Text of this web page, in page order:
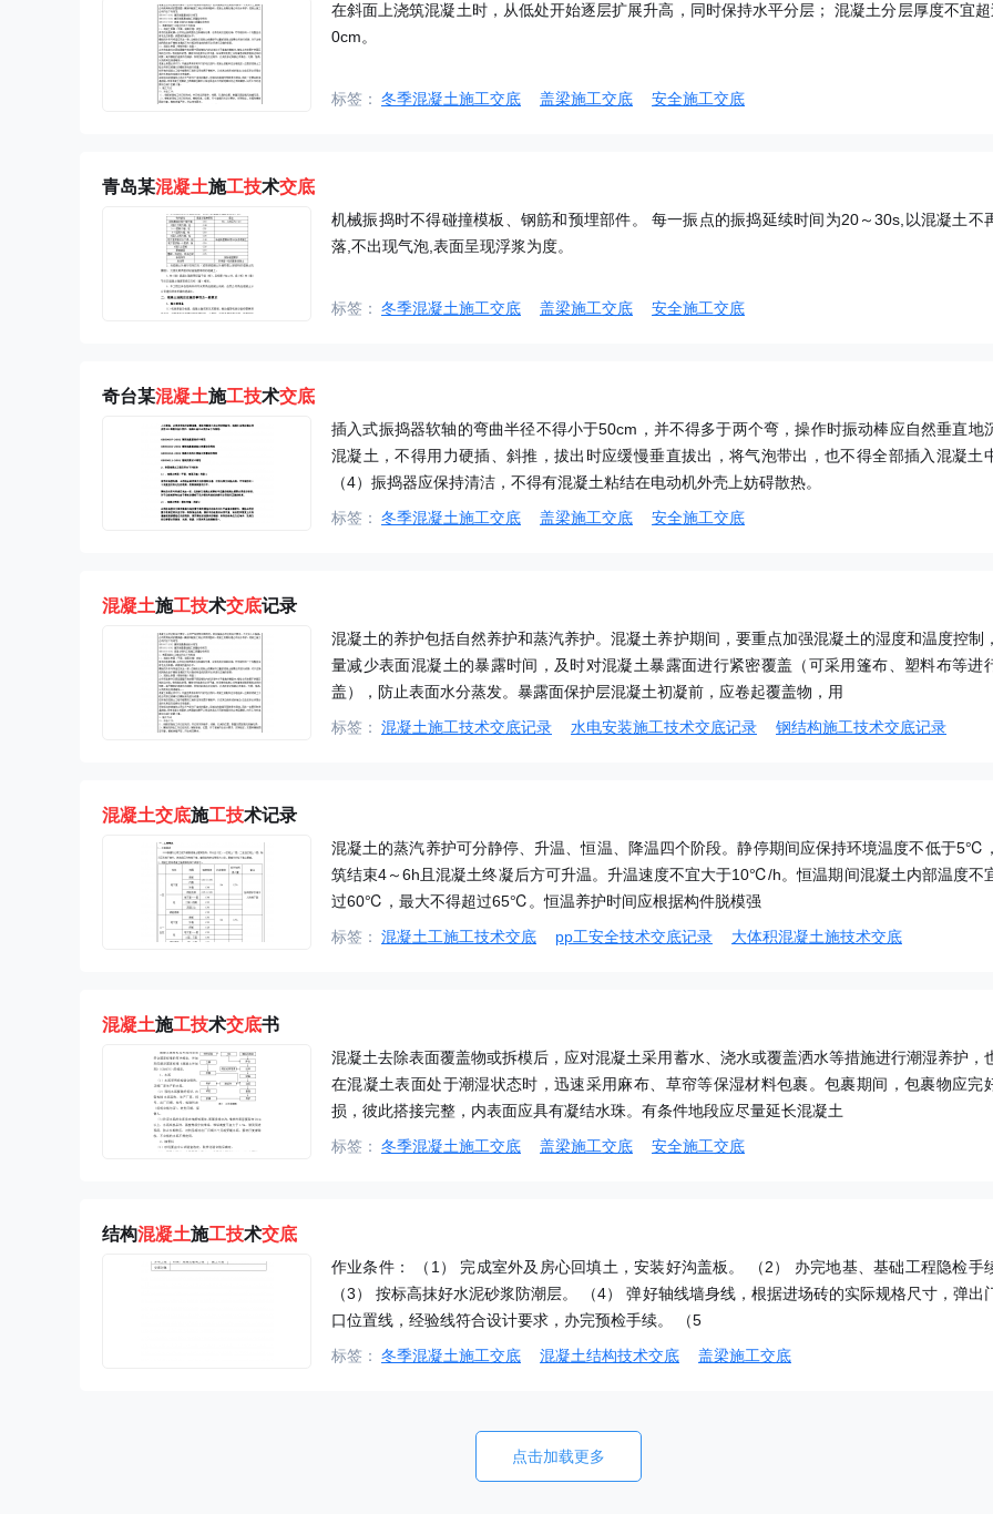
在斜面上浇筑混凝土时，从低处开始逐层扩展升高，同时保持水平分层； 混凝土分层厚度不宜超
0cm。
标签： 冬季混凝土施工交底 盖梁施工交底 安全施工交底
青岛某混凝土施工技术交底
机械振捣时不得碰撞模板、钢筋和预埋部件。 每一振点的振捣延续时间为20～30s,以混凝土不
落,不出现气泡,表面呈现浮浆为度。
标签： 冬季混凝土施工交底 盖梁施工交底 安全施工交底
奇台某混凝土施工技术交底
插入式振捣器软轴的弯曲半径不得小于50cm，并不得多于两个弯，操作时振动棒应自然垂直地
混凝土，不得用力硬插、斜推，拔出时应缓慢垂直拔出，将气泡带出，也不得全部插入混凝土
（4）振捣器应保持清洁，不得有混凝土粘结在电动机外壳上妨碍散热。
标签： 冬季混凝土施工交底 盖梁施工交底 安全施工交底
混凝土施工技术交底记录
混凝土的养护包括自然养护和蒸汽养护。混凝土养护期间，要重点加强混凝土的湿度和温度控制
量减少表面混凝土的暴露时间，及时对混凝土暴露面进行紧密覆盖（可采用篷布、塑料布等进
盖），防止表面水分蒸发。暴露面保护层混凝土初凝前，应卷起覆盖物，用
标签： 混凝土施工技术交底记录 水电安装施工技术交底记录 钢结构施工技术交底记录
混凝土交底施工技术记录
混凝土的蒸汽养护可分静停、升温、恒温、降温四个阶段。静停期间应保持环境温度不低于5℃
筑结束4～6h且混凝土终凝后方可升温。升温速度不宜大于10℃/h。恒温期间混凝土内部温度不
过60℃，最大不得超过65℃。恒温养护时间应根据构件脱模强
标签： 混凝土工施工技术交底 pp工安全技术交底记录 大体积混凝土施技术交底
混凝土施工技术交底书
混凝土去除表面覆盖物或拆模后，应对混凝土采用蓄水、浇水或覆盖洒水等措施进行潮湿养护，
在混凝土表面处于潮湿状态时，迅速采用麻布、草帘等保湿材料包裹。包裹期间，包裹物应完
损，彼此搭接完整，内表面应具有凝结水珠。有条件地段应尽量延长混凝土
标签： 冬季混凝土施工交底 盖梁施工交底 安全施工交底
结构混凝土施工技术交底
作业条件： （1） 完成室外及房心回填土，安装好沟盖板。 （2） 办完地基、基础工程隐检手
（3） 按标高抹好水泥砂浆防潮层。 （4） 弹好轴线墙身线，根据进场砖的实际规格尺寸，弹出
口位置线，经验线符合设计要求，办完预检手续。 （5
标签： 冬季混凝土施工交底 混凝土结构技术交底 盖梁施工交底
点击加载更多